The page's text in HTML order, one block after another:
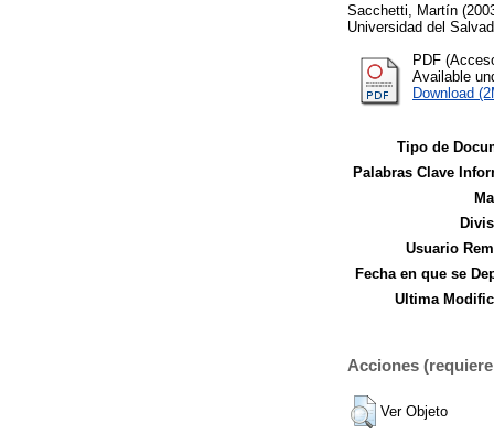
Sacchetti, Martín
Universidad del
PDF
Available
Download
Tipo de
Palabras Clave
Usuario
Fecha en que se
Ultima
Acciones
Ver Objeto